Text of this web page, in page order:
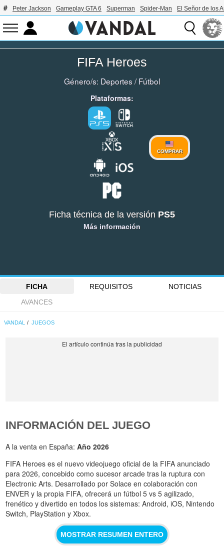
Peter Jackson Gameplay GTA 6 Superman Spider-Man El Señor de los
FIFA Heroes
Género/s: Deportes/Fútbol
Plataformas:
COMPRAR
Ficha técnica de la versión PS5
Más información
FICHA REQUISITOS
NOTICIAS
AVANCES
VANDAL JUEGOS
INFORMACIÓN DEL JUEGO
A la venta en España:Año 2026
FIFA Heroes es el nuevo videojuego oficial de la FIFA anunciado
para 2026, concebido como sucesor arcade tras la ruptura con
Electronic Arts. Desarrollado por Solace en colaboración con
ENVER y la propia FIFA, ofrecerá un fútbol 5 vs 5 agilizado,
frenético y divertido en todos los sistemas: Android, iOS, Nintendo
Switch, PlayStation y Xbox.
MOSTRAR RESUMEN ENTERO